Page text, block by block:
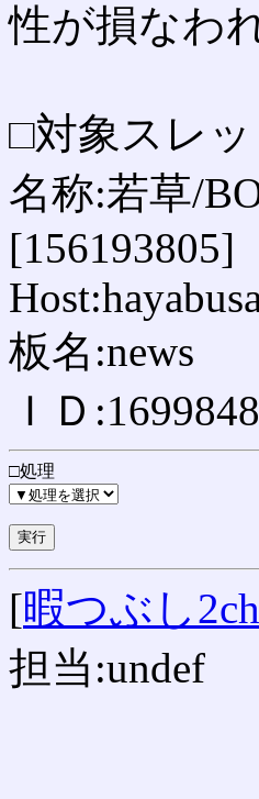
性が損なわ
□対象スレ
名称:若草/
[156193805]
板名:news
ＩＤ
□処理
[暇つぶし2ch
担当:undef